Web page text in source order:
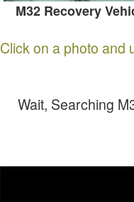
M32 Recovery
Click on a photo and
Wait, Searching